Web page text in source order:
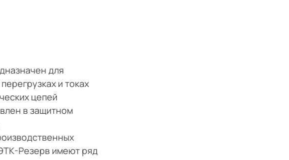
для
и токах
цепей
в защитном
Резерв имеют ряд